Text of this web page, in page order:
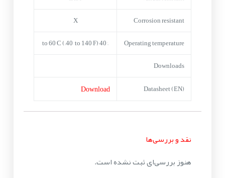
Corrosion resistant
X
Operating temperature
–40° to 60°C (–40° to 140°F)
Downloads
Datasheet (EN)
Download
نقد و بررسی‌ها
هنوز بررسی‌ای ثبت نشده است.